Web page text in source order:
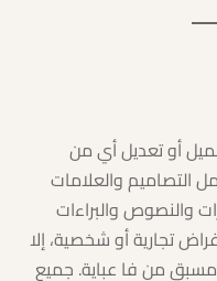
أو تعديل أي من
التصاميم والعلامات
والنصوص والبراءات
تجارية أو شخصية، إلا
من فا عباية. جميع